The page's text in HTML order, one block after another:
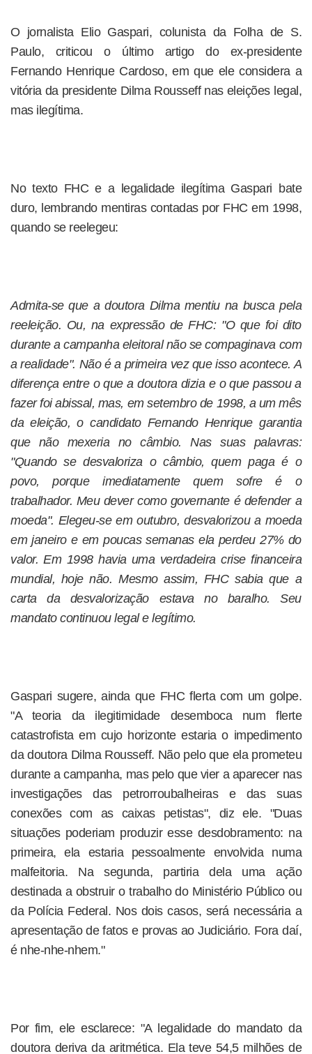
O jornalista Elio Gaspari, colunista da Folha de S.
Paulo, criticou o último artigo do ex-presidente
Fernando Henrique Cardoso, em que ele considera a
vitória da presidente Dilma Rousseff nas eleições legal,
mas ilegítima.
No texto FHC e a legalidade ilegítima Gaspari bate
duro, lembrando mentiras contadas por FHC em 1998,
quando se reelegeu:
Admita-se que a doutora Dilma mentiu na busca pela
reeleição. Ou, na expressão de FHC: "O que foi dito
durante a campanha eleitoral não se compaginava com
a realidade". Não é a primeira vez que isso acontece. A
diferença entre o que a doutora dizia e o que passou a
fazer foi abissal, mas, em setembro de 1998, a um mês
da eleição, o candidato Fernando Henrique garantia
que não mexeria no câmbio. Nas suas palavras:
"Quando se desvaloriza o câmbio, quem paga é o
povo, porque imediatamente quem sofre é o
trabalhador. Meu dever como governante é defender a
moeda". Elegeu-se em outubro, desvalorizou a moeda
em janeiro e em poucas semanas ela perdeu 27% do
valor. Em 1998 havia uma verdadeira crise financeira
mundial, hoje não. Mesmo assim, FHC sabia que a
carta da desvalorização estava no baralho. Seu
mandato continuou legal e legítimo.
Gaspari sugere, ainda que FHC flerta com um golpe.
"A teoria da ilegitimidade desemboca num flerte
catastrofista em cujo horizonte estaria o impedimento
da doutora Dilma Rousseff. Não pelo que ela prometeu
durante a campanha, mas pelo que vier a aparecer nas
investigações das petrorroubalheiras e das suas
conexões com as caixas petistas", diz ele. "Duas
situações poderiam produzir esse desdobramento: na
primeira, ela estaria pessoalmente envolvida numa
malfeitoria. Na segunda, partiria dela uma ação
destinada a obstruir o trabalho do Ministério Público ou
da Polícia Federal. Nos dois casos, será necessária a
apresentação de fatos e provas ao Judiciário. Fora daí,
é nhe-nhe-nhem."
Por fim, ele esclarece: "A legalidade do mandato da
doutora deriva da aritmética. Ela teve 54,5 milhões de